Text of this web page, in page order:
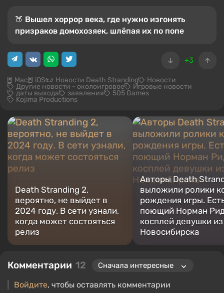
🍑 Вышел хоррор века, где нужно изгонять
призраков домохозяек, шлёпая их по попе
+3
Mac iOS Новости Death Stranding Новости
Другие новости - околоигровое Игровые новости
даты выхода заявления 505 Games
Kojima Productions
Death Stranding 2,
вероятно, не выйдет в
2024 году. В сети узнали,
когда может состояться
релиз
Авторы Death
выложили ролики
рождения игры.
поющий Норман
косплей девушки из
Новосибирска
Комментарии 12
Войдите, чтобы оставлять комментарии